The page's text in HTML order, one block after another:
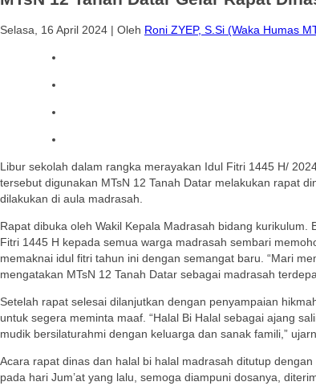
Selasa, 16 April 2024 | Oleh Roni ZYEP, S.Si (Waka Humas
Libur sekolah dalam rangka merayakan Idul Fitri 1445 H/
tersebut digunakan MTsN 12 Tanah Datar melakukan rapat
dilakukan di aula madrasah.
Rapat dibuka oleh Wakil Kepala Madrasah bidang
Fitri 1445 H kepada semua warga madrasah sembari
memaknai idul fitri tahun ini dengan semangat baru. “Mari
mengatakan MTsN 12 Tanah Datar sebagai madrasah
Setelah rapat selesai dilanjutkan dengan penyampaian
untuk segera meminta maaf. “Halal Bi Halal sebagai ajang
mudik bersilaturahmi dengan keluarga dan sanak famili,”
Acara rapat dinas dan halal bi halal madrasah ditutup
pada hari Jum’at yang lalu, semoga diampuni dosanya,